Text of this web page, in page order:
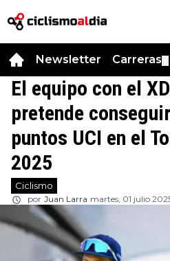
Newsletter Carreras
El equipo con el
pretende
puntos UCI en el
2025
Ciclismo
por Juan Larra martes, 01 julio